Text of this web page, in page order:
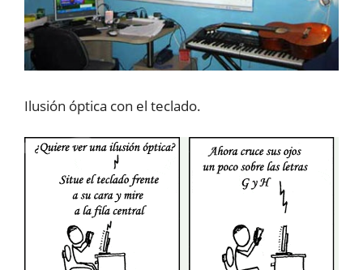
Ilusión óptica con el teclado.